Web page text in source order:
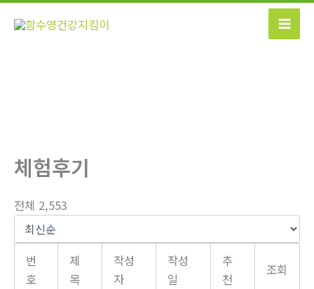
콘
체험후기
전체 2,553
번
호
제
목
작성
자
작성
일
추
천
조회